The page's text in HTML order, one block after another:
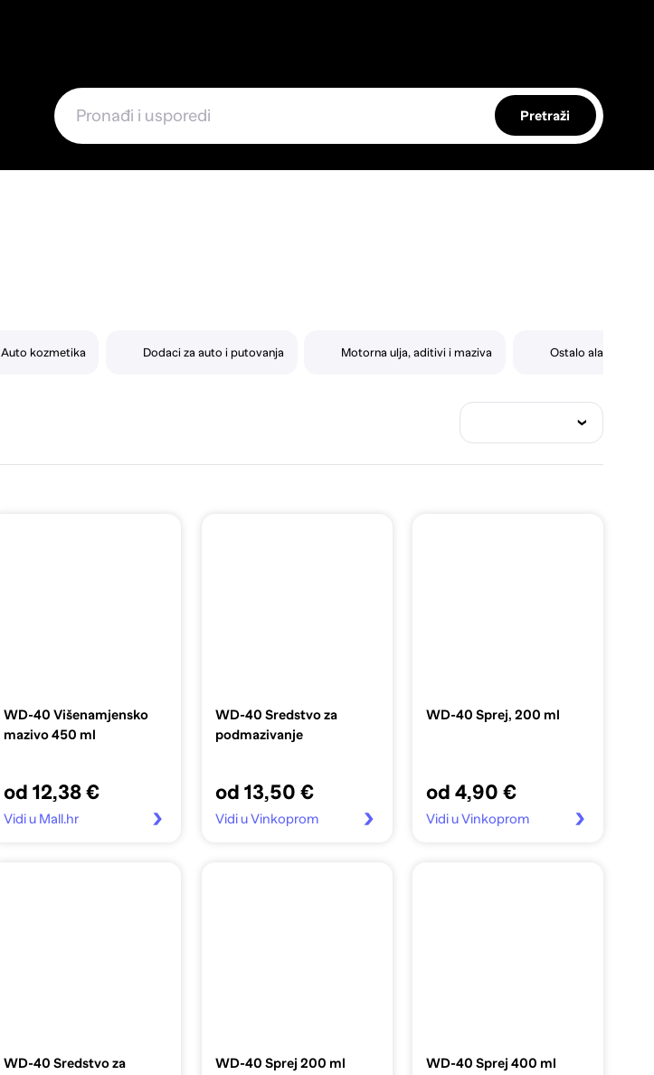
Pretraži
Auto kozmetika Dodaci za auto i putovanja Motorna ulja, aditivi i maziva Ostalo alati i
WD-40 Višenamjensko
mazivo 450 ml
od 12,38 €
Vidi u Mall.hr
WD-40 Sredstvo za
podmazivanje
od 13,50 €
Vidi u Vinkoprom
WD-40 Sprej, 200 ml
od 4,90 €
Vidi u Vinkoprom
WD-40 Sredstvo za
WD-40 Sprej 200 ml WD-40 Sprej 400 ml